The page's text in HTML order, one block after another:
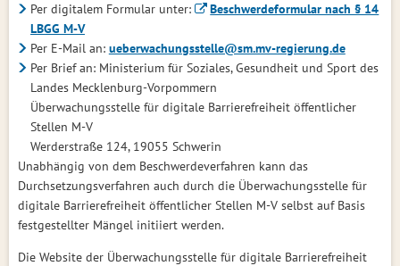
Per digitalem Formular unter:
Beschwerdeformular nach § 14
LBGG M-V
Per E-Mail an: ueberwachungsstelle@sm.mv-regierung.de
Per Brief an: Ministerium für Soziales, Gesundheit und Sport des
Landes Mecklenburg-Vorpommern
Überwachungsstelle für digitale Barrierefreiheit öffentlicher
Stellen M-V
Werderstraße 124, 19055 Schwerin
Unabhängig von dem Beschwerdeverfahren kann das
Durchsetzungsverfahren auch durch die Überwachungsstelle für
digitale Barrierefreiheit öffentlicher Stellen M-V selbst auf Basis
festgestellter Mängel initiiert werden.
Die Website der Überwachungsstelle für digitale Barrierefreiheit